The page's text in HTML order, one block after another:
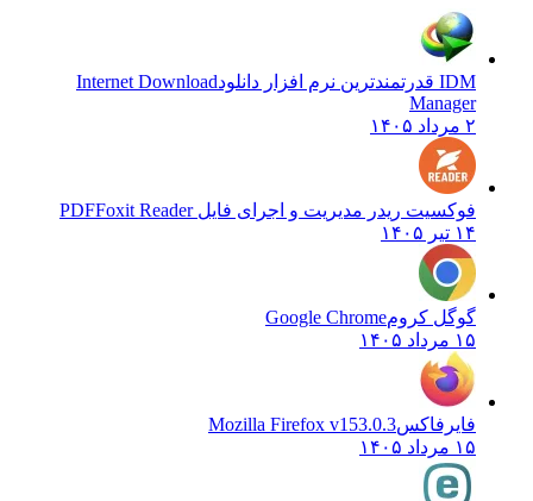
IDM قدرتمندترین نرم افزار دانلود
Internet Download
Manager
۲ مرداد ۱۴۰۵
فوکسیت ریدر مدیریت و اجرای فایل PDFFoxit Reader
۱۴ تیر ۱۴۰۵
گوگل کرومGoogle Chrome
۱۵ مرداد ۱۴۰۵
فایرفاکسMozilla Firefox v153.0.3
۱۵ مرداد ۱۴۰۵